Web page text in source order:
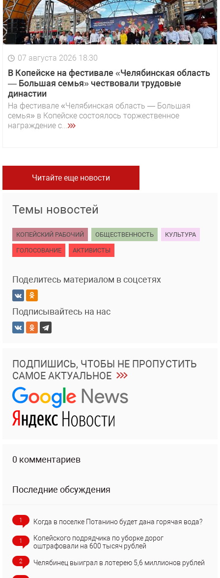
07 августа 2026 18:30
В Копейске на фестивале «Челябинская область
— Большая семья» чествовали трудовые
династии
На фестивале «Челябинская область — Большая
семья» в Копейске состоялось торжественное
награждение с...
Читайте еще новости
Темы новостей
КОПЕЙСКИЙ РАБОЧИЙ ОБЩЕСТВЕННОСТЬ КУЛЬТУРА
ГОЛОСОВАНИЕ АКТИВИСТЫ
Поделитесь материалом в соцсетях
Подписывайтесь на нас
ПОДПИШИСЬ, ЧТОБЫ НЕ ПРОПУСТИТЬ
САМОЕ АКТУАЛЬНОЕ
0 комментариев
Последние обсуждения
1 Когда в поселке Потанино будет дана горячая вода?
1
Копейского подрядчика по уборке дорог
оштрафовали на 600 тысяч рублей
2 Челябинец выиграл в лотерею 5,6 миллионов рублей